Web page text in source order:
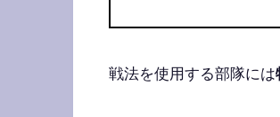
戦法を使用する部隊には